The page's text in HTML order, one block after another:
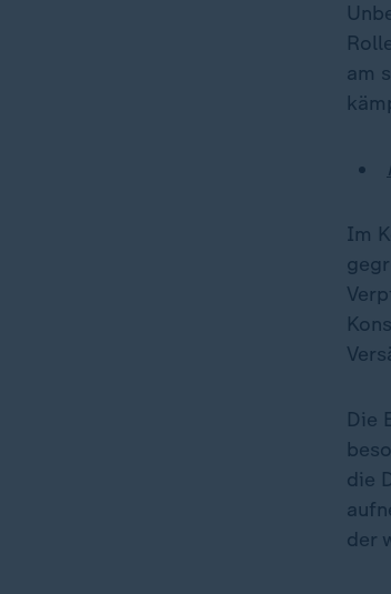
am
Im
Die
die
der